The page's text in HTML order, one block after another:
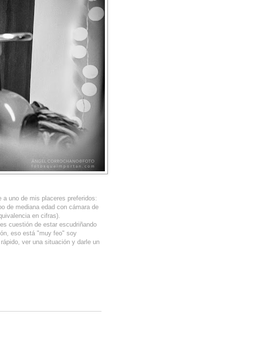
uno de mis placeres preferidos:
de mediana edad con cámara de
en cifras).
cuestión de estar escudriñando
eso está "muy feo" soy
ver una situación y darle un